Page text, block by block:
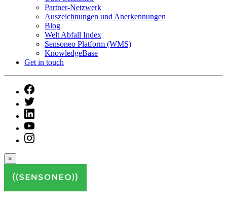
Partner-Netzwerk
Auszeichnungen und Anerkennungen
Blog
Welt Abfall Index
Sensoneo Platform (WMS)
KnowledgeBase
Get in touch
×